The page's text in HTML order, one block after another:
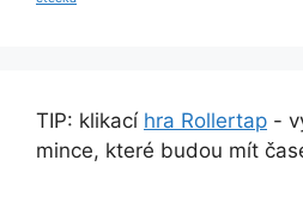
TIP: klikací hra Rollertap -
mince, které budou mít